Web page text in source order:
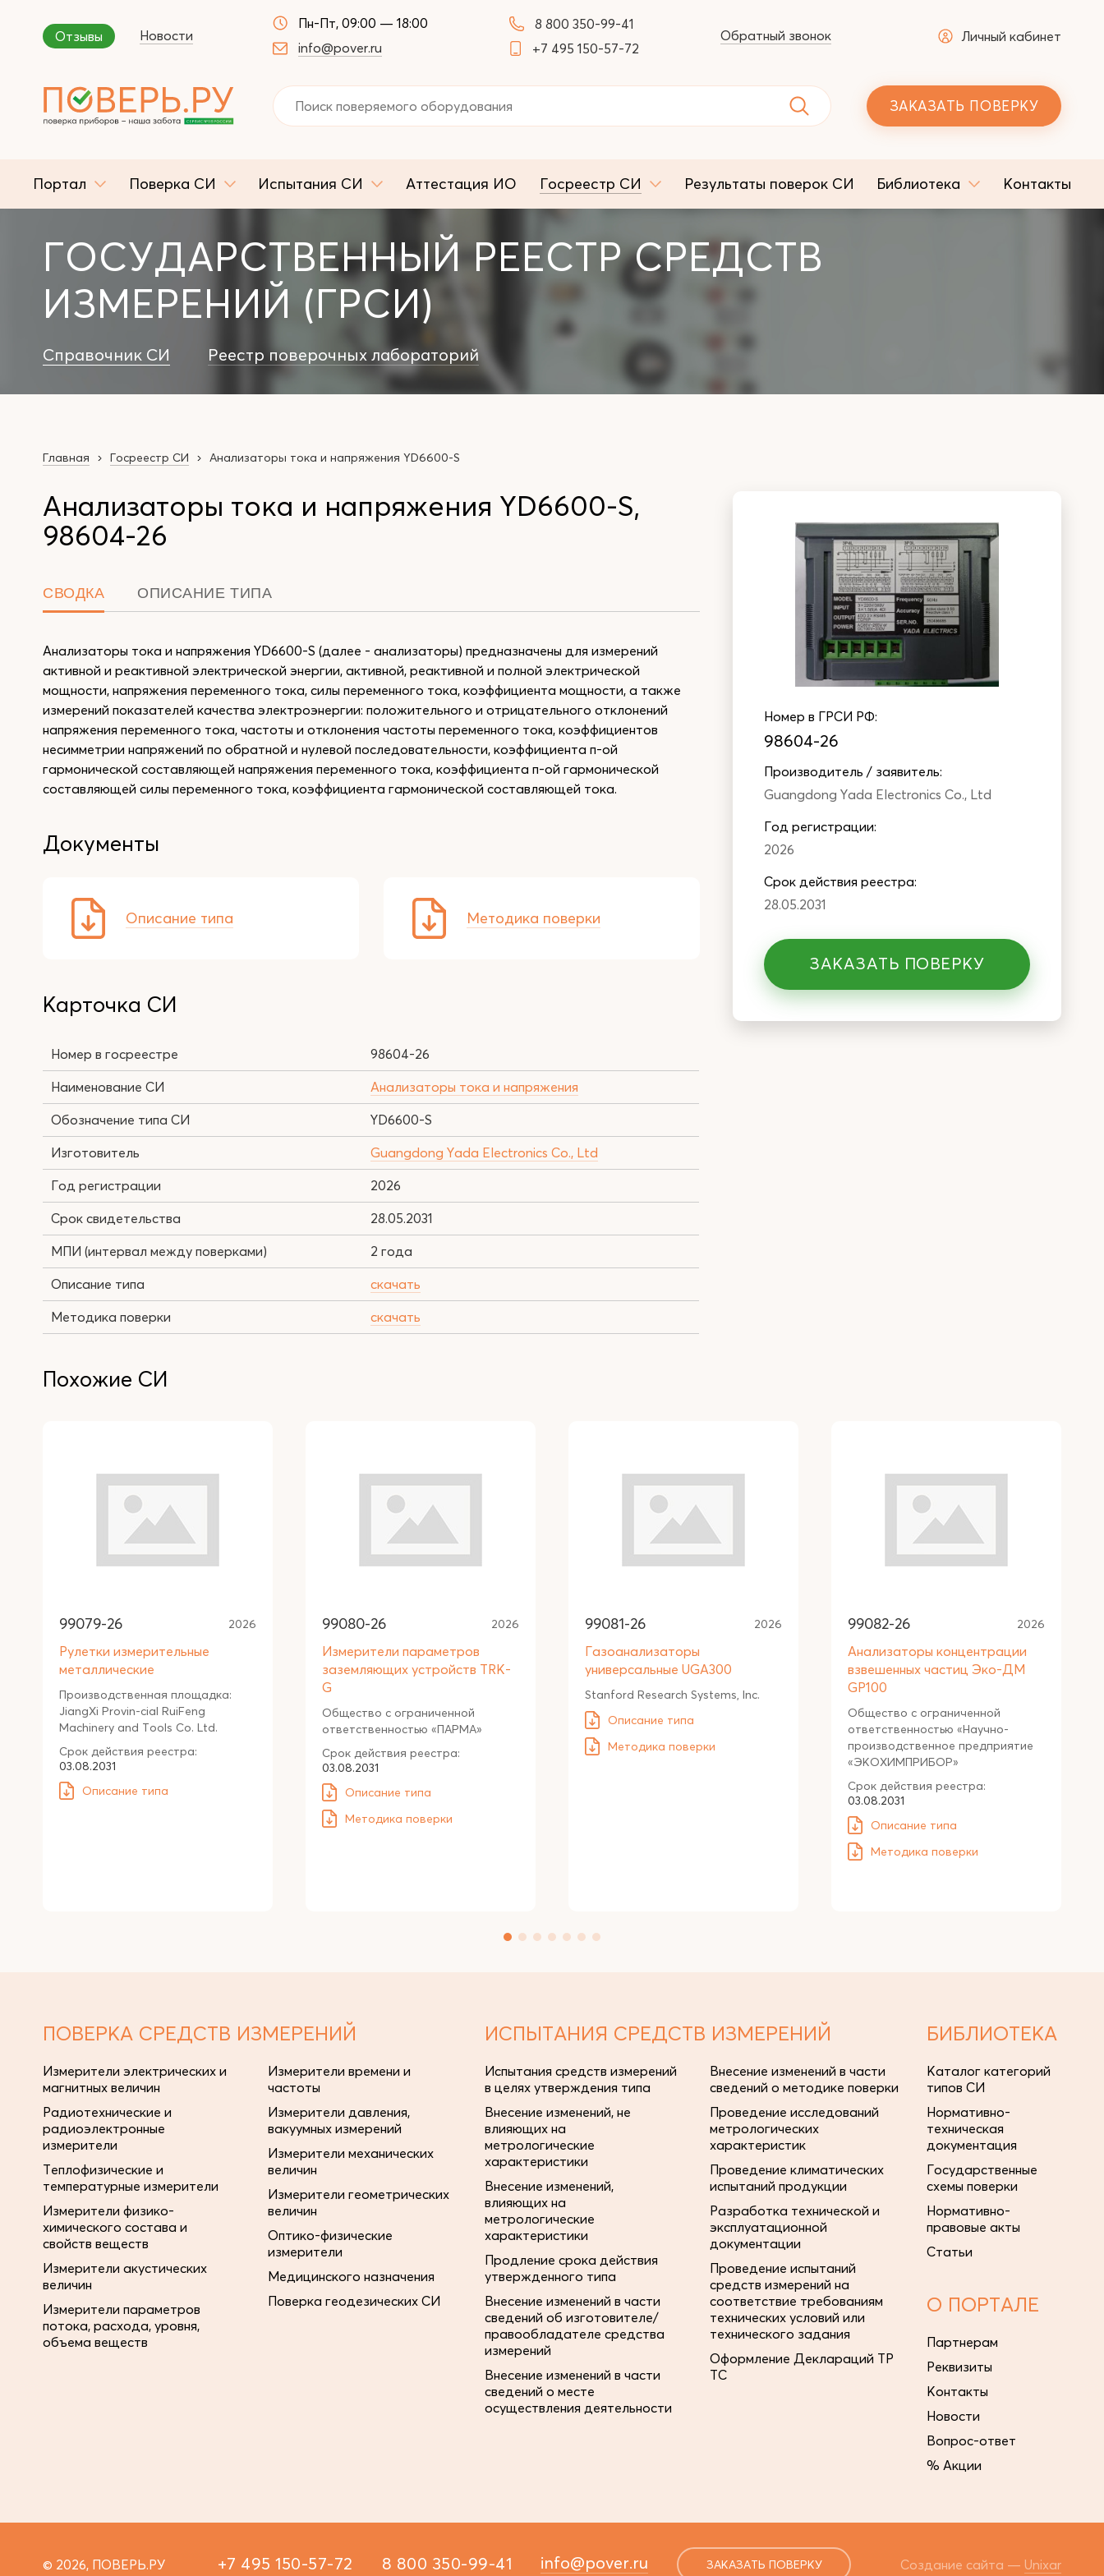
Отзывы Новости
Пн-Пт, 09:00 — 18:00
info@pover.ru
8 800 350-99-41
+7 495 150-57-72
Обратный звонок Личный кабинет
ЗАКАЗАТЬ ПОВЕРКУ
Портал Поверка СИ Испытания СИ Аттестация ИО Госреестр СИ Результаты поверок СИ Библиотека Контакты
ГОСУДАРСТВЕННЫЙ РЕЕСТР СРЕДСТВ
ИЗМЕРЕНИЙ (ГРСИ)
Справочник СИ Реестр поверочных лабораторий
Главная Госреестр СИ Анализаторы тока и напряжения YD6600-S
Анализаторы тока и напряжения YD6600-S,
98604-26
СВОДКА ОПИСАНИЕ ТИПА
Анализаторы тока и напряжения YD6600-S (далее - анализаторы) предназначены для измерений
активной и реактивной электрической энергии, активной, реактивной и полной электрической
мощности, напряжения переменного тока, силы переменного тока, коэффициента мощности, а также
измерений показателей качества электроэнергии: положительного и отрицательного отклонений
напряжения переменного тока, частоты и отклонения частоты переменного тока, коэффициентов
несимметрии напряжений по обратной и нулевой последовательности, коэффициента п-ой
гармонической составляющей напряжения переменного тока, коэффициента п-ой гармонической
составляющей силы переменного тока, коэффициента гармонической составляющей тока.
Документы
Описание типа Методика поверки
Карточка СИ
Номер в госреестре
98604-26
Наименование СИ
Анализаторы тока и напряжения
Обозначение типа СИ
YD6600-S
Изготовитель
Guangdong Yada Electronics Co., Ltd
Год регистрации
2026
Срок свидетельства
28.05.2031
МПИ (интервал между поверками)
2 года
Описание типа
скачать
Методика поверки
скачать
Номер в ГРСИ РФ:
98604-26
Производитель / заявитель:
Guangdong Yada Electronics Co., Ltd
Год регистрации:
2026
Cрок действия реестра:
28.05.2031
ЗАКАЗАТЬ ПОВЕРКУ
Похожие СИ
99079-26 2026
Рулетки измерительные
металлические
Производственная площадка:
JiangXi Provin-cial RuiFeng
Machinery and Tools Co. Ltd.
Срок действия реестра:
03.08.2031
Описание типа
99080-26 2026
Измерители параметров
заземляющих устройств TRК-
G
Общество с ограниченной
ответственностью «ПАРМА»
Срок действия реестра:
03.08.2031
Описание типа
Методика поверки
99081-26 2026
Газоанализаторы
универсальные UGA300
Stanford Research Systems, Inc.
Описание типа
Методика поверки
99082-26 2026
Анализаторы концентрации
взвешенных частиц Эко-ДМ
GP100
Общество с ограниченной
ответственностью «Научно-
производственное предприятие
«ЭКОХИМПРИБОР»
Срок действия реестра:
03.08.2031
Описание типа
Методика поверки
ПОВЕРКА СРЕДСТВ ИЗМЕРЕНИЙ
Измерители электрических и
магнитных величин
Радиотехнические и
радиоэлектронные
измерители
Теплофизические и
температурные измерители
Измерители физико-
химического состава и
свойств веществ
Измерители акустических
величин
Измерители параметров
потока, расхода, уровня,
объема веществ
Измерители времени и
частоты
Измерители давления,
вакуумных измерений
Измерители механических
величин
Измерители геометрических
величин
Оптико-физические
измерители
Медицинского назначения
Поверка геодезических СИ
ИСПЫТАНИЯ СРЕДСТВ ИЗМЕРЕНИЙ
Испытания средств измерений
в целях утверждения типа
Внесение изменений, не
влияющих на
метрологические
характеристики
Внесение изменений,
влияющих на
метрологические
характеристики
Продление срока действия
утвержденного типа
Внесение изменений в части
сведений об изготовителе/
правообладателе средства
измерений
Внесение изменений в части
сведений о месте
осуществления деятельности
Внесение изменений в части
сведений о методике поверки
Проведение исследований
метрологических
характеристик
Проведение климатических
испытаний продукции
Разработка технической и
эксплуатационной
документации
Проведение испытаний
средств измерений на
соответствие требованиям
технических условий или
технического задания
Оформление Деклараций ТР
ТС
БИБЛИОТЕКА
Каталог категорий
типов СИ
Нормативно-
техническая
документация
Государственные
схемы поверки
Нормативно-
правовые акты
Статьи
О ПОРТАЛЕ
Партнерам
Реквизиты
Контакты
Новости
Вопрос-ответ
% Акции
© 2026, ПОВЕРЬ.РУ +7 495 150-57-72 8 800 350-99-41 info@pover.ru ЗАКАЗАТЬ ПОВЕРКУ Создание сайта — Unixar